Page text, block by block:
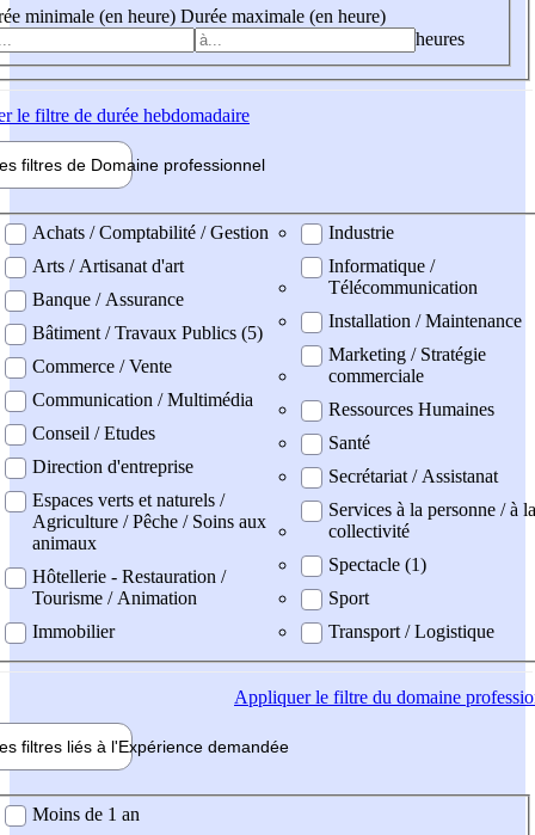
minimale (en heure) Durée maximale (en heure)
heures
le filtre de durée hebdomadaire
filtres de Domaine professionnel
professionel
Achats / Comptabilité / Gestion
Arts / Artisanat d'art
Banque / Assurance
Bâtiment / Travaux Publics (5)
Commerce / Vente
Communication / Multimédia
Conseil / Etudes
Direction d'entreprise
Espaces verts et naturels /
Agriculture / Pêche / Soins aux
animaux
Hôtellerie - Restauration /
Tourisme / Animation
Immobilier
Industrie
Informatique /
Télécommunication
Installation / Maintenance
Marketing / Stratégie
commerciale
Ressources Humaines
Santé
Secrétariat / Assistanat
Services à la personne / à la
collectivité
Spectacle (1)
Sport
Transport / Logistique
Appliquerle filtre du domaine
filtres liés à l'Expérience demandée
demandée
Moins de 1 an